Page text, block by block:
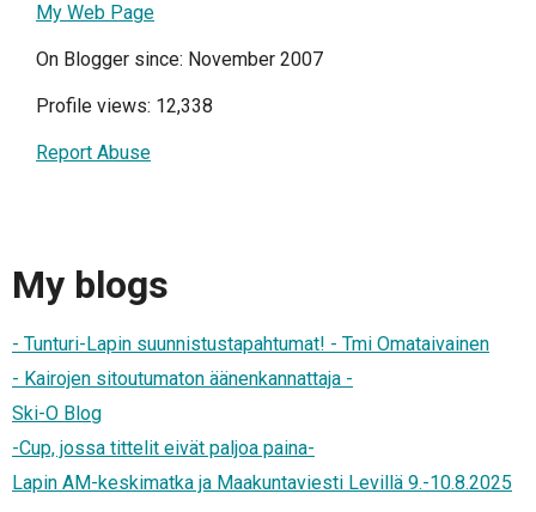
My Web Page
On Blogger since: November 2007
Profile views: 12,338
Report Abuse
My blogs
- Tunturi-Lapin suunnistustapahtumat! - Tmi Omataivainen
- Kairojen sitoutumaton äänenkannattaja -
Ski-O Blog
-Cup, jossa tittelit eivät paljoa paina-
Lapin AM-keskimatka ja Maakuntaviesti Levillä 9.-10.8.2025